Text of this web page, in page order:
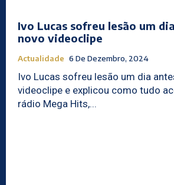
Ivo Lucas sofreu lesão um
novo videoclipe
Actualidade 6 De Dezembro, 2024
Ivo Lucas sofreu lesão um dia
videoclipe e explicou como tudo
rádio Mega Hits,...